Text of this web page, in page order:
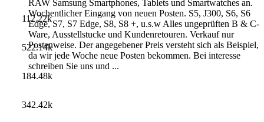
RAW Samsung Smartphones, Tablets und Smartwatches an.
Wochentlicher Eingang von neuen Posten. S5, J300, S6, S6
Edge, S7, S7 Edge, S8, S8 +, u.s.w Alles ungeprüften B & C-
Ware, Ausstellstucke und Kundenretouren. Verkauf nur
Postenweise. Der angegebener Preis versteht sich als Beispiel,
da wir jede Woche neue Posten bekommen. Bei interesse
schreiben Sie uns und ...
112.22k
522.14k
184.48k
342.42k